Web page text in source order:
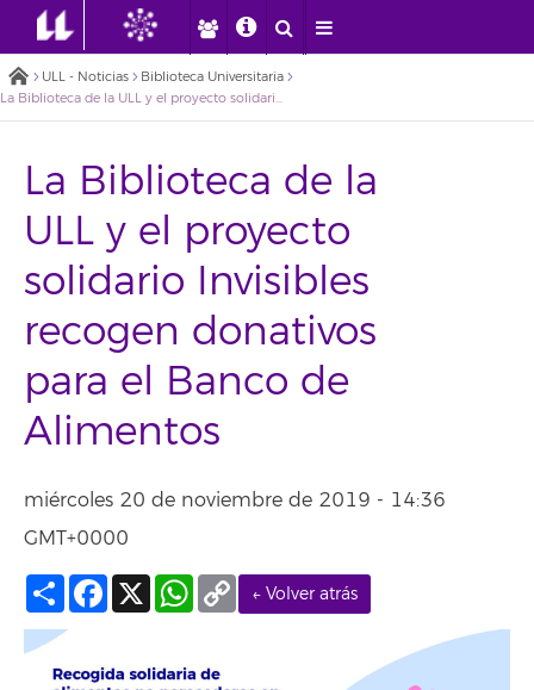
ULL - Noticias
Biblioteca Universitaria
La Biblioteca de la ULL y el proyecto solidario Invisibles recogen donativos para el Banco de Alimentos
La Biblioteca de la
ULL y el proyecto
solidario Invisibles
recogen donativos
para el Banco de
Alimentos
miércoles 20 de noviembre de 2019 - 14:36
GMT+0000
← Volver atrás
Compartir
Facebook
X WhatsApp
Copy
Link